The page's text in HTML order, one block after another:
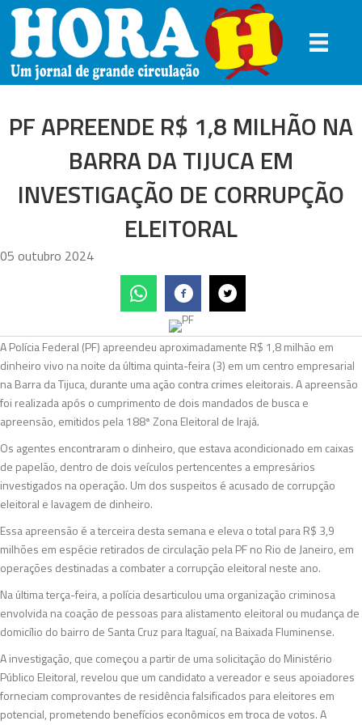
PF APREENDE R$ 1,8 MILHÃO NA
BARRA DA TIJUCA EM
INVESTIGAÇÃO DE CORRUPÇÃO
ELEITORAL
05 outubro 2024
A Polícia Federal (PF) apreendeu aproximadamente R$ 1,8 milhão em
dinheiro vivo na noite da última quinta-feira (3) em um centro empresarial
na Barra da Tijuca, durante uma ação contra crimes eleitorais. A apreensão
foi realizada após o cumprimento de dois mandados de busca e
apreensão, emitidos pela 188ª Zona Eleitoral de Irajá.
Os agentes encontraram o dinheiro, que estava acondicionado em caixas
de papelão, dentro de dois veículos pertencentes a empresários
investigados na operação. Um dos suspeitos é acusado de corrupção
eleitoral e lavagem de dinheiro.
Essa apreensão é a terceira desta semana e eleva o total para R$ 3,9
milhões em espécie retirados de circulação pela PF no Rio de Janeiro, em
operações destinadas a combater a corrupção eleitoral neste ano.
Na última terça-feira, a polícia desarticulou uma organização criminosa
envolvida na coação de pessoas para alistamento eleitoral ou mudança de
domicílio do bairro de Santa Cruz para Itaguaí, na Baixada Fluminense.
A investigação, que começou a partir de uma solicitação do Ministério
Público Eleitoral, revelou que um candidato a vereador e seus apoiadores
forneciam comprovantes de residência falsificados para eleitores em
potencial, prometendo benefícios econômicos em troca de votos. A